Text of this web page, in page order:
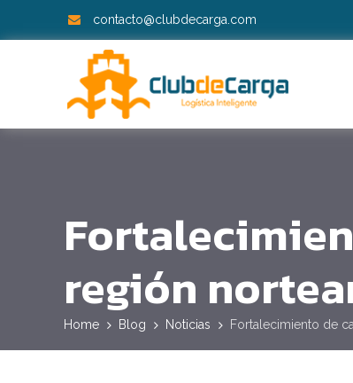
contacto@clubdecarga.com
región
Home Blog Noticias Fortalecimiento de